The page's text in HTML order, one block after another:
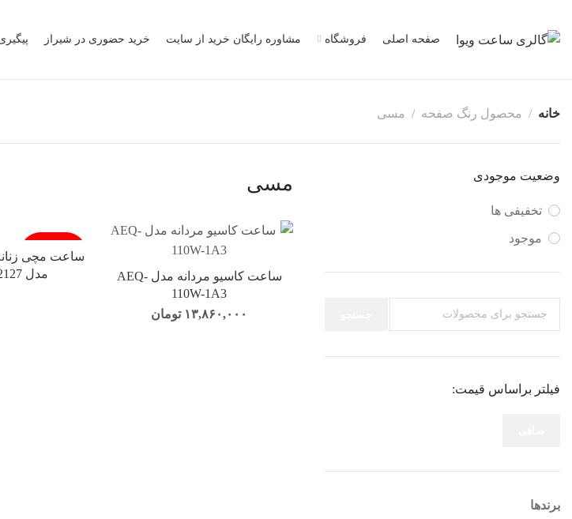
صفحه اصلی فروشگاه مشاوره رایگان خرید از سایت خرید حضوری در شیراز
خانه محصول رنگ صفحه مسی
وضعیت موجودی
تخفیفی ها
موجود
فیلتر براساس قیمت:
برندها
مسی
ساعت کاسیو مردانه مدل AEQ-
110W-1A3
۱۳,۸۶۰,۰۰۰ تومان
فروخته شد
ساعت مچی
مدل TH1782127